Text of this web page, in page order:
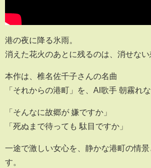
港の夜に降る氷雨。
消えた花火のあとに残るのは、消せな
本作は、椎名佐千子さんの名曲
「それからの港町」を、AI歌手 朝霧れな
「そんなに故郷が 嫌ですか」
「死ぬまで待っても 駄目ですか」
一途で激しい女心を、静かな港町の情景
す。